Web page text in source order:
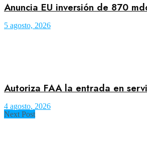
Anuncia EU inversión de 870
5 agosto, 2026
Autoriza FAA la entrada en
4 agosto, 2026
Next Post